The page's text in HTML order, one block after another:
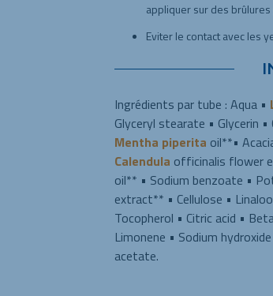
appliquer sur des brûlures
Eviter le contact avec les
Ingrédients par tube : Aqua •
Glyceryl stearate • Glycerin
Mentha piperita oil**•
Calendula officinalis flower
oil** • Sodium benzoate •
extract** • Cellulose •
Tocopherol • Citric acid •
Limonene • Sodium
acetate.